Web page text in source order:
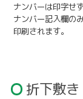
ナンバーは印字せず
ナンバー記入欄の
印刷されます。
折下敷き